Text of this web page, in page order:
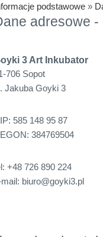
podstawowe »
adresowe -
3 Art Inkubator
706 Sopot
Jakuba Goyki 3
585 148 95 87
384769504
+48 726 890 224
biuro@goyki3.pl